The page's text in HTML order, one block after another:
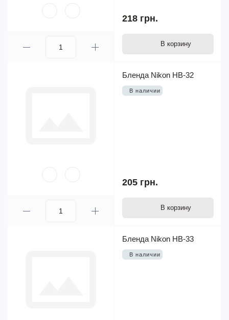
218 грн.
В корзину
Бленда Nikon HB-32
В наличии
205 грн.
В корзину
Бленда Nikon HB-33
В наличии